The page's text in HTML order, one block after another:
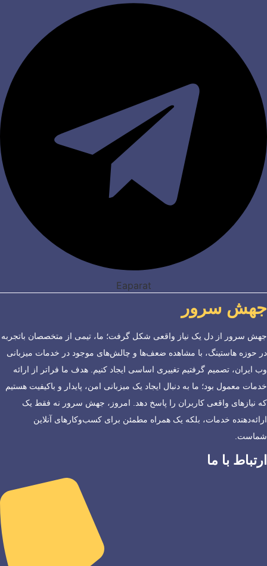
Eaparat
جهش سرور
جهش سرور از دل یک نیاز واقعی شکل گرفت؛ ما، تیمی از متخصصان باتجربه
در حوزه هاستینگ، با مشاهده ضعف‌ها و چالش‌های موجود در خدمات میزبانی
وب ایران، تصمیم گرفتیم تغییری اساسی ایجاد کنیم. هدف ما فراتر از ارائه
خدمات معمول بود؛ ما به دنبال ایجاد یک میزبانی امن، پایدار و باکیفیت هستیم
که نیازهای واقعی کاربران را پاسخ دهد. امروز، جهش سرور نه فقط یک
ارائه‌دهنده خدمات، بلکه یک همراه مطمئن برای کسب‌وکارهای آنلاین
شماست.
ارتباط با ما